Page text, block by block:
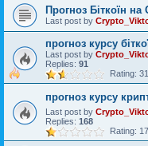
Прогноз Біткоїн на
Last post by
прогноз курсу
Last post by
Replies: 91
Rating:
прогноз курсу
Last post by
Replies: 168
Rating: